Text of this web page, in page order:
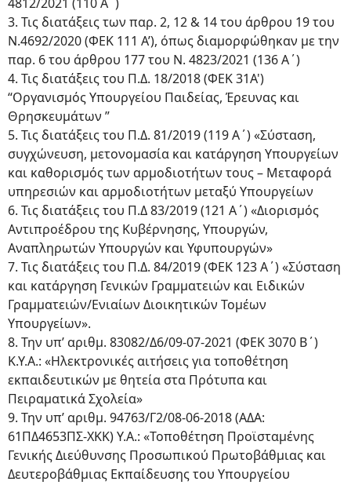
3. Τις διατάξεις των παρ. 2, 12 & 14 του άρθρου 19 του
Ν.4692/2020 (ΦΕΚ 111 Α’), όπως διαμορφώθηκαν με την
παρ. 6 του άρθρου 177 του Ν. 4823/2021 (136 Α΄)
4. Τις διατάξεις του Π.Δ. 18/2018 (ΦΕΚ 31Α')
“Οργανισμός Υπουργείου Παιδείας, Έρευνας και
Θρησκευμάτων ”
5. Τις διατάξεις του Π.Δ. 81/2019 (119 Α΄) «Σύσταση,
συγχώνευση, μετονομασία και κατάργηση Υπουργείων
και καθορισμός των αρμοδιοτήτων τους – Μεταφορά
υπηρεσιών και αρμοδιοτήτων μεταξύ Υπουργείων
6. Τις διατάξεις του Π.Δ 83/2019 (121 Α΄) «Διορισμός
Αντιπροέδρου της Κυβέρνησης, Υπουργών,
Αναπληρωτών Υπουργών και Υφυπουργών»
7. Τις διατάξεις του Π.Δ. 84/2019 (ΦΕΚ 123 Α΄) «Σύσταση
και κατάργηση Γενικών Γραμματειών και Ειδικών
Γραμματειών/Ενιαίων Διοικητικών Τομέων
Υπουργείων».
8. Την υπ’ αριθμ. 83082/Δ6/09-07-2021 (ΦΕΚ 3070 Β΄)
Κ.Υ.Α.: «Ηλεκτρονικές αιτήσεις για τοποθέτηση
εκπαιδευτικών με θητεία στα Πρότυπα και
Πειραματικά Σχολεία»
9. Την υπ’ αριθμ. 94763/Γ2/08-06-2018 (ΑΔΑ:
61ΠΔ4653ΠΣ-ΧΚΚ) Υ.Α.: «Τοποθέτηση Προϊσταμένης
Γενικής Διεύθυνσης Προσωπικού Πρωτοβάθμιας και
Δευτεροβάθμιας Εκπαίδευσης του Υπουργείου